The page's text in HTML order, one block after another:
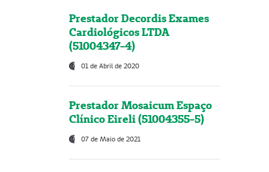
Prestador Decordis Exames
Cardiológicos LTDA
(51004347-4)
01 de Abril de 2020
Prestador Mosaicum Espaço
Clínico Eireli (51004355-5)
07 de Maio de 2021